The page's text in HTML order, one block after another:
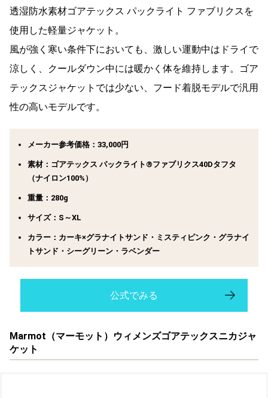
透湿防水素材ゴアテックス パックライト ファブリクスを
使用した軽量ジャケット。
風が強く寒い条件下においても、激しい運動中はドライで
涼しく、クールダウン中には暖かく体を維持します。ゴア
テックスジャケットでは少ない、フード着脱モデルで汎用
性の高いモデルです。
メーカー参考価格：33,000円
素材：ゴアテックス パックライト®ファブリクス40Dタフタ
（ナイロン100%）
重量：280g
サイズ：S～XL
カラー：カーキ×グラナイトサンド・ミスティピンク・グラナイ
トサンド・シーグリーン・ラベンダー
公式でみる
Marmot（マーモット）ウィメンズゴアテックスニカジャ
ケット